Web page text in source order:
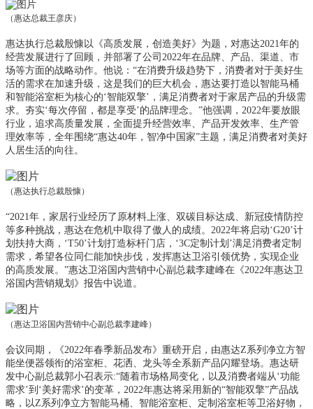
（惠达总裁王彦庆）
惠达执行总裁殷慷以《高质发展，创造美好》为题，对惠达2021年的
经营发展进行了回顾，并部署了公司2022年在品牌、产品、渠道、市
场等方面的战略动作。他说：“在消费升级趋势下，消费者对于美好生
活的需求在加速升级，这是我们的巨大机会，惠达要打造以智能马桶
和智能浴室柜为核心的‘智能双擎’，满足消费者对于家居产品的升级需
求。夯实‘每次停留，都是享受’的品牌理念。”他强调，2022年要放眼
行业，追求高质量发展，全面提升经营效率、产品开发效率、生产管
理效率等，全年围绕“惠达40年，智净中国家”主题，满足消费者对美好
人居生活的向往。
（惠达执行总裁殷慷）
“2021年，家居行业经历了原材料上涨、双碳目标达成、新冠疫情防控
等多种挑战，惠达在危机中取得了傲人的成绩。2022年将启动‘G20’计
划扶持大商，‘T50’计划打造标杆门店，‘3C定制计划’满足消费者定制
需求，希望各位同仁能加快步伐，发挥惠达卫浴引领优势，实现企业
的高质发展。”惠达卫浴国内营销中心副总裁李建峰在《2022年惠达卫
浴国内营销规划》报告中说道。
（惠达卫浴国内营销中心副总裁李建峰）
会议同期，《2022年春季新品发布》重磅开启，由惠达Z系列净立方智
能坐便器领衔的浴室柜、花洒、龙头等全系新产品闪耀登场。惠达研
发中心副总裁郭小召表示:“随着市场格局变化，以及消费者端从‘功能
需求’到‘美好需求’的变革，2022年惠达将采用新的“智能双擎”产品战
略，以Z系列净立方智能马桶、智能浴室柜、定制浴室柜等卫浴好物，